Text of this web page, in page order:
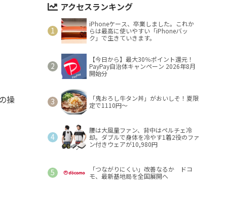
操
アクセスランキング
iPhoneケース、卒業しました。これか
らは最高に使いやすい「iPhoneバッ
ク」で生きていきます。
【今日から】最大30％ポイント還元！
PayPay自治体キャンペーン 2026年8月
開始分
「鬼おろし牛タン丼」がおいしそ！夏限
定で1110円～
腰は大風量ファン、背中はペルチェ冷
却。ダブルで身体を冷やす1着2役のファ
ン付きウェアが10,980円
「つながりにくい」改善なるか ドコ
モ、最新基地局を全国展開へ